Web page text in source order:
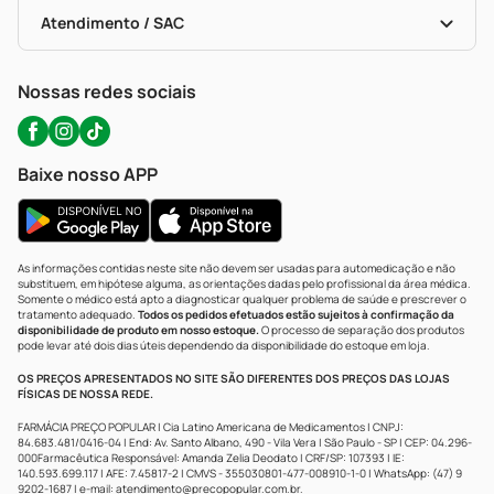
Políticas De Marketplace
Portal Da Privacidade
Atendimento / SAC
WhatsApp (47) 9202-1687
Nossas redes sociais
Baixe nosso APP
As informações contidas neste site não devem ser usadas para automedicação e não
substituem, em hipótese alguma, as orientações dadas pelo profissional da área médica.
Somente o médico está apto a diagnosticar qualquer problema de saúde e prescrever o
tratamento adequado. Todos os pedidos efetuados estão sujeitos à confirmação da
disponibilidade de produto em nosso estoque.O processo de separação dos produtos
pode levar até dois dias úteis dependendo da disponibilidade do estoque em loja.
OS PREÇOS APRESENTADOS NO SITE SÃO DIFERENTES DOS PREÇOS DAS LOJAS
FÍSICAS DE NOSSA REDE.
FARMÁCIA PREÇO POPULAR | Cia Latino Americana de Medicamentos | CNPJ:
84.683.481/0416-04 | End: Av. Santo Albano, 490 - Vila Vera | São Paulo - SP | CEP: 04.296-
000Farmacêutica Responsável: Amanda Zelia Deodato | CRF/SP: 107393 | IE:
140.593.699.117 | AFE: 7.45817-2 | CMVS - 355030801-477-008910-1-0 | WhatsApp: (47) 9
9202-1687 | e-mail: atendimento@precopopular.com.br.